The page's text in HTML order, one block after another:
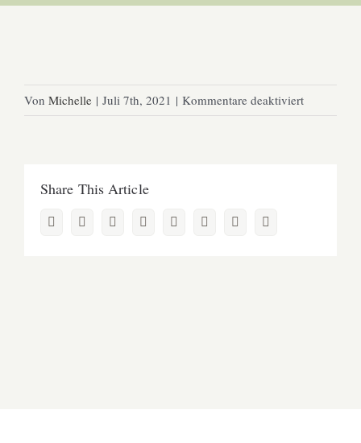
Von Michelle | Juli 7th, 2021 | Kommentare deaktiviertfür
Share This Article
FacebookTwitter Reddit LinkedInWhatsAppPinterest